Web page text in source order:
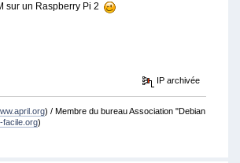
sur un Raspberry Pi 2
IP archivée
) / Membre du bureau Association "Debian
facile.org)